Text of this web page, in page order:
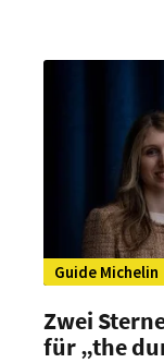
Küchenchef
Guide Michelin
Zwei
für „the